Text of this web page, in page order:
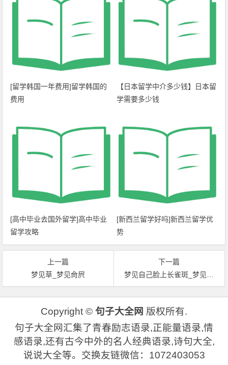
[留学韩国一年费用]留学韩国的
费用
【日本留学中介多少钱】日本留
学需要多少钱
[高中毕业去国外留学]高中毕业
留学攻略
[新西兰留学好吗]新西兰留学优
势
上一篇
梦见草_梦见肏屄
下一篇
梦见自己脸上长雀斑_梦见雀斑
Copyright © 句子大全网 版权所有.
句子大全网汇集了青春励志语录,正能量语录,情
感语录,还有古今中外的名人经典语录,诗句大全,
说说大全等。交换友链微信：1072403053